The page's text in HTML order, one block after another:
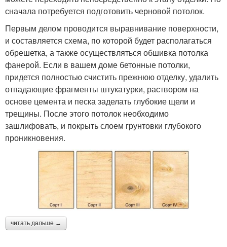
сначала потребуется подготовить черновой потолок.
Первым делом проводится выравнивание поверхности,
и составляется схема, по которой будет располагаться
обрешетка, а также осуществляться обшивка потолка
фанерой. Если в вашем доме бетонные потолки,
придется полностью счистить прежнюю отделку, удалить
отпадающие фрагменты штукатурки, раствором на
основе цемента и песка заделать глубокие щели и
трещины. После этого потолок необходимо
зашлифовать, и покрыть слоем грунтовки глубокого
проникновения.
читать дальше →